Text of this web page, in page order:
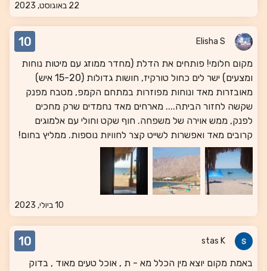
22 באוגוסט, 2023
Elisha S
10
מקום חלומי! פותחים את הדלת (מחדר ממוזג עם מיטות נוחות
ומצעים) ישר לים כחול טורקיז, חושות גדולות (15-20 איש)
מאובזרות מאד ונוחות מפוזרות במתחם הקמפ, מטבח מפנק
שקשה לחזור הביתה.... מארחים מאד נחמדים שרק מחכים
לפנק, ממש אוירה של משפחה. חוף שקט וחולי עם אלמוגים
קרובים מאד ואפשרות לשייט קצר לחוויות נוספות. ממליץ בחום!
10 ביולי, 2023
stas K
10
באמת מקום יוצא מין הכלל מא - ת , אוכל טעים מאוד , בדוק